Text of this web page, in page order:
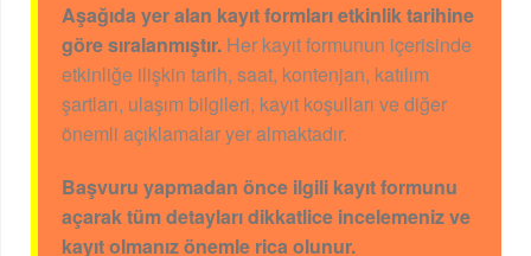
Aşağıda yer alan kayıt formları etkinlik tarihine
göre sıralanmıştır. Her kayıt formunun içerisinde
etkinliğe ilişkin tarih, saat, kontenjan, katılım
şartları, ulaşım bilgileri, kayıt koşulları ve diğer
önemli açıklamalar yer almaktadır.
Başvuru yapmadan önce ilgili kayıt formunu
açarak tüm detayları dikkatlice incelemeniz ve
kayıt olmanız önemle rica olunur.